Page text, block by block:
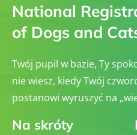
National
of Dogs and
Twój pupil w bazie, Ty
nie wiesz, kiedy Twój
postanowi wyruszyć na
Na skróty